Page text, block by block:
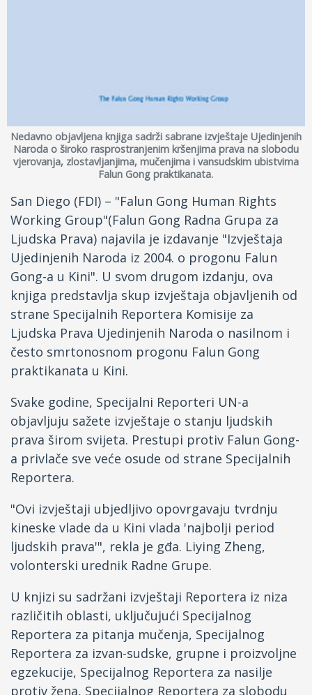
Nedavno objavljena knjiga sadrži sabrane izvještaje Ujedinjenih
Naroda o široko rasprostranjenim kršenjima prava na slobodu
vjerovanja, zlostavljanjima, mučenjima i vansudskim ubistvima
Falun Gong praktikanata.
San Diego (FDI) – "Falun Gong Human Rights
Working Group"(Falun Gong Radna Grupa za
Ljudska Prava) najavila je izdavanje "Izvještaja
Ujedinjenih Naroda iz 2004. o progonu Falun
Gong-a u Kini". U svom drugom izdanju, ova
knjiga predstavlja skup izvještaja objavljenih od
strane Specijalnih Reportera Komisije za
Ljudska Prava Ujedinjenih Naroda o nasilnom i
često smrtonosnom progonu Falun Gong
praktikanata u Kini.
Svake godine, Specijalni Reporteri UN-a
objavljuju sažete izvještaje o stanju ljudskih
prava širom svijeta. Prestupi protiv Falun Gong-
a privlače sve veće osude od strane Specijalnih
Reportera.
"Ovi izvještaji ubjedljivo opovrgavaju tvrdnju
kineske vlade da u Kini vlada 'najbolji period
ljudskih prava'", rekla je gđa. Liying Zheng,
volonterski urednik Radne Grupe.
U knjizi su sadržani izvještaji Reportera iz niza
različitih oblasti, uključujući Specijalnog
Reportera za pitanja mučenja, Specijalnog
Reportera za izvan-sudske, grupne i proizvoljne
egzekucije, Specijalnog Reportera za nasilje
protiv žena, Specijalnog Reportera za slobodu